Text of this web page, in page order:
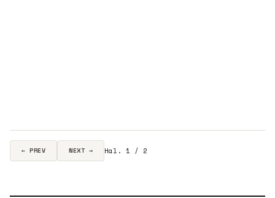
← PREV NEXT → Hal. 1 / 2